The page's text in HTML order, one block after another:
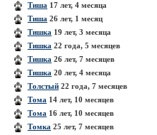
Тиша 17 лет, 4 месяца
Тиша 26 лет, 1 месяц
Тишка 19 лет, 3 месяца
Тишка 22 года, 5 месяцев
Тишка 26 лет, 7 месяцев
Тишка 20 лет, 4 месяца
Толстый 22 года, 7 месяцев
Тома 14 лет, 10 месяцев
Тома 16 лет, 10 месяцев
Томка 25 лет, 7 месяцев